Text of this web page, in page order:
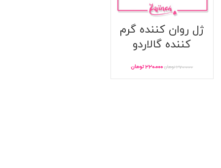
ژل روان کننده گرم
کننده گالاردو
۲۷۰,۰۰۰تومان۲۲۰,۰۰۰تومان